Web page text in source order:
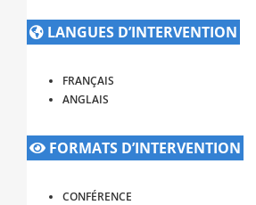
LANGUES D’INTERVENTION
FRANÇAIS
ANGLAIS
FORMATS D’INTERVENTION
CONFÉRENCE